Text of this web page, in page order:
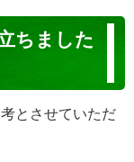
ちました
とさせていただ